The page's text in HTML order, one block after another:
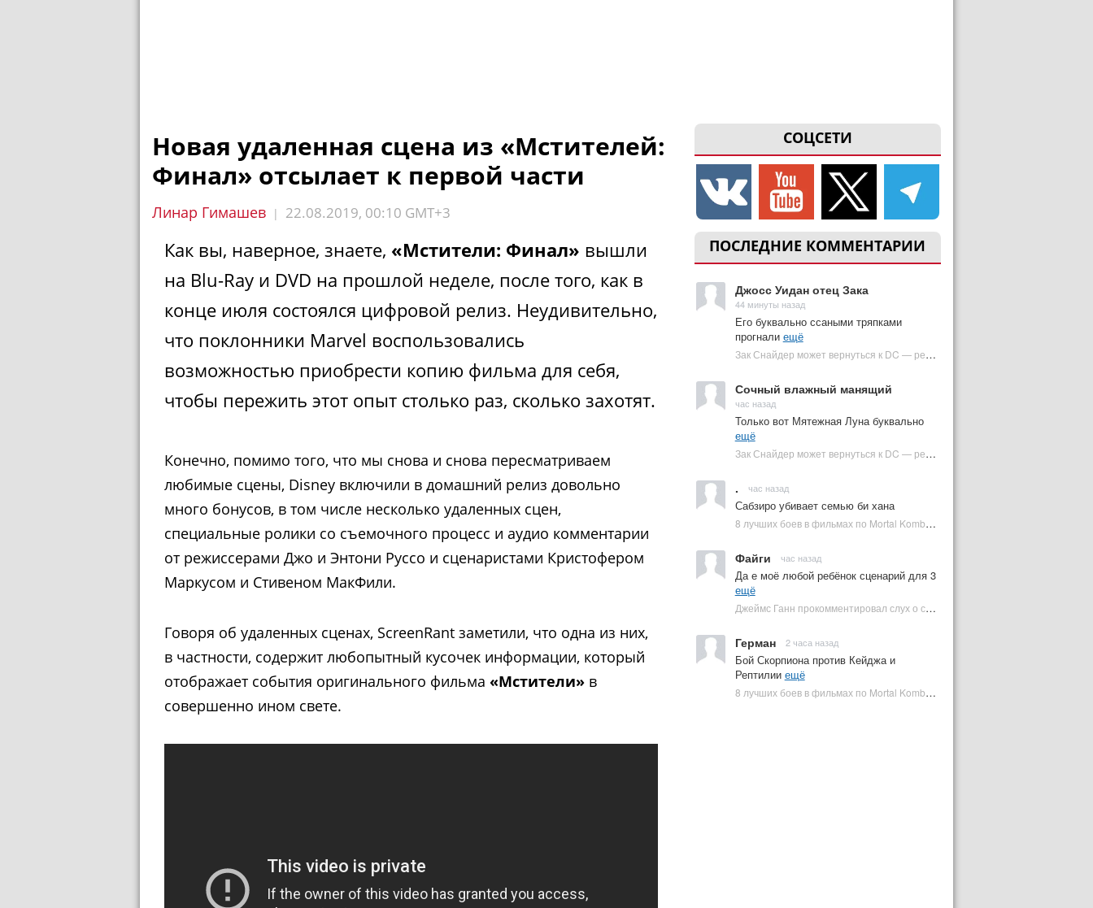
СОЦСЕТИ
ПОСЛЕДНИЕ КОММЕНТАРИИ
Джосс Уидан отец Зака
44 минуты назад
Его буквально ссаными тряпками
прогнали ещё
Зак Снайдер может вернуться к DC — режиссер общался с Warner Bros. (фото) | Plugged In Ru
Сочный влажный манящий
час назад
Только вот Мятежная Луна буквально
ещё
Зак Снайдер может вернуться к DC — режиссер общался с Warner Bros. (фото) | Plugged In Ru
. час назад
Сабзиро убивает семью би хана
8 лучших боев в фильмах по Mortal Kombat: от «Смертельной битвы» до «Мортал Комбат 2» | Plugged In Ru
Файги час назад
Да е моё любой ребёнок сценарий для 3
ещё
Джеймс Ганн прокомментировал слух о съемках «Бэтмена 3» | Plugged In Ru
Герман 2 часа назад
Бой Скорпиона против Кейджа и
Рептилии ещё
8 лучших боев в фильмах по Mortal Kombat: от «Смертельной битвы» до «Мортал Комбат 2» | Plugged In Ru
Новая удаленная сцена из «Мстителей:
Финал» отсылает к первой части
Линар Гимашев | 22.08.2019, 00:10 GMT+3
Как вы, наверное, знаете, «Мстители: Финал» вышли
на Blu-Ray и DVD на прошлой неделе, после того, как в
конце июля состоялся цифровой релиз. Неудивительно,
что поклонники Marvel воспользовались
возможностью приобрести копию фильма для себя,
чтобы пережить этот опыт столько раз, сколько захотят.
Конечно, помимо того, что мы снова и снова пересматриваем
любимые сцены, Disney включили в домашний релиз довольно
много бонусов, в том числе несколько удаленных сцен,
специальные ролики со съемочного процесс и аудио комментарии
от режиссерами Джо и Энтони Руссо и сценаристами Кристофером
Маркусом и Стивеном МакФили.
Говоря об удаленных сценах, ScreenRant заметили, что одна из них,
в частности, содержит любопытный кусочек информации, который
отображает события оригинального фильма «Мстители» в
совершенно ином свете.